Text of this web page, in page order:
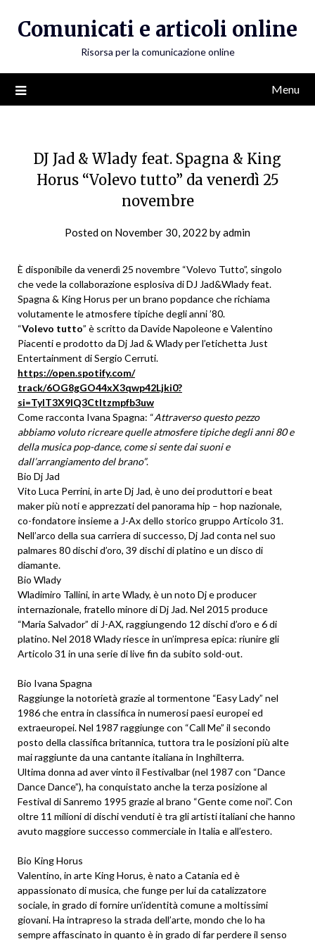
Comunicati e articoli online
Risorsa per la comunicazione online
Menu
DJ Jad & Wlady feat. Spagna & King
Horus “Volevo tutto” da venerdì 25
novembre
Posted on November 30, 2022 byadmin
È disponibile da venerdì 25 novembre “Volevo Tutto”, singolo
che vede la collaborazione esplosiva di DJ Jad&Wlady feat.
Spagna & King Horus per un brano popdance che richiama
volutamente le atmosfere tipiche degli anni ’80.
“Volevo tutto” è scritto da Davide Napoleone e Valentino
Piacenti e prodotto da Dj Jad & Wlady per l’etichetta Just
Entertainment di Sergio Cerruti.
https://open.spotify.com/
track/6OG8gGO44xX3qwp42Ljki0?
si=TylT3X9lQ3CtItzmpfb3uw
Come racconta Ivana Spagna: “Attraverso questo pezzo
abbiamo voluto ricreare quelle atmosfere tipiche degli anni 80 e
della musica pop-dance, come si sente dai suoni e
dall’arrangiamento del brano”.
Bio Dj Jad
Vito Luca Perrini, in arte Dj Jad, è uno dei produttori e beat
maker più noti e apprezzati del panorama hip – hop nazionale,
co-fondatore insieme a J-Ax dello storico gruppo Articolo 31.
Nell’arco della sua carriera di successo, Dj Jad conta nel suo
palmares 80 dischi d’oro, 39 dischi di platino e un disco di
diamante.
Bio Wlady
Wladimiro Tallini, in arte Wlady, è un noto Dj e producer
internazionale, fratello minore di Dj Jad. Nel 2015 produce
“Maria Salvador” di J-AX, raggiungendo 12 dischi d’oro e 6 di
platino. Nel 2018 Wlady riesce in un’impresa epica: riunire gli
Articolo 31 in una serie di live fin da subito sold-out.
Bio Ivana Spagna
Raggiunge la notorietà grazie al tormentone “Easy Lady” nel
1986 che entra in classifica in numerosi paesi europei ed
extraeuropei. Nel 1987 raggiunge con “Call Me” il secondo
posto della classifica britannica, tuttora tra le posizioni più alte
mai raggiunte da una cantante italiana in Inghilterra.
Ultima donna ad aver vinto il Festivalbar (nel 1987 con “Dance
Dance Dance”), ha conquistato anche la terza posizione al
Festival di Sanremo 1995 grazie al brano “Gente come noi”. Con
oltre 11 milioni di dischi venduti è tra gli artisti italiani che hanno
avuto maggiore successo commerciale in Italia e all’estero.
Bio King Horus
Valentino, in arte King Horus, è nato a Catania ed è
appassionato di musica, che funge per lui da catalizzatore
sociale, in grado di fornire un’identità comune a moltissimi
giovani. Ha intrapreso la strada dell’arte, mondo che lo ha
sempre affascinato in quanto è in grado di far perdere il senso